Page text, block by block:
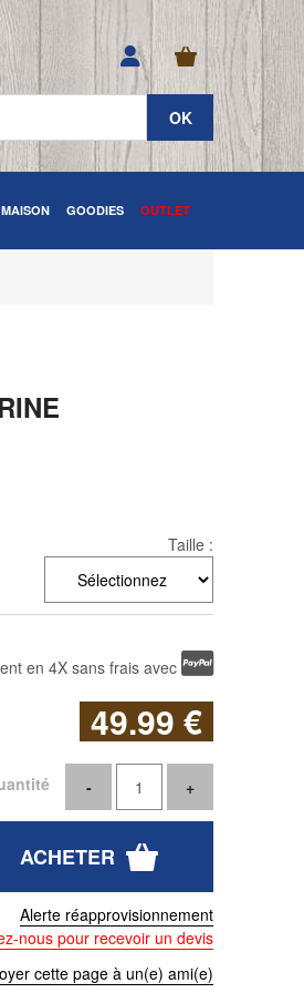
MAISON GOODIES OUTLET
Taille :
en 4X sans frais avec
49.99 €
Alerte réapprovisionnement
nous pour recevoir un devis
cette page à un(e) ami(e)